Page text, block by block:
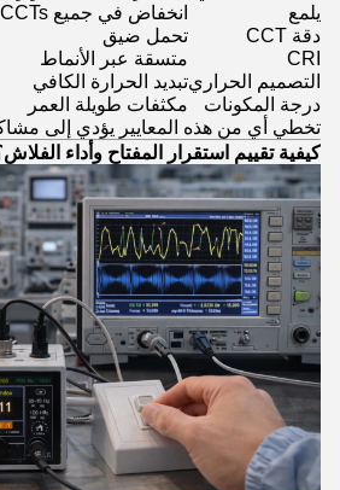
يلمع
انخفاض في جميع CCTs
دقة CCT
تحمل ضيق
CRI
متسقة عبر الأنماط
التصميم الحراريتبديد الحرارة الكافي
درجة المكونات
مكثفات طويلة العمر
تخطي أي من هذه المعايير يؤدي إلى
كيفية تقييم استقرار المفتاح وأداء